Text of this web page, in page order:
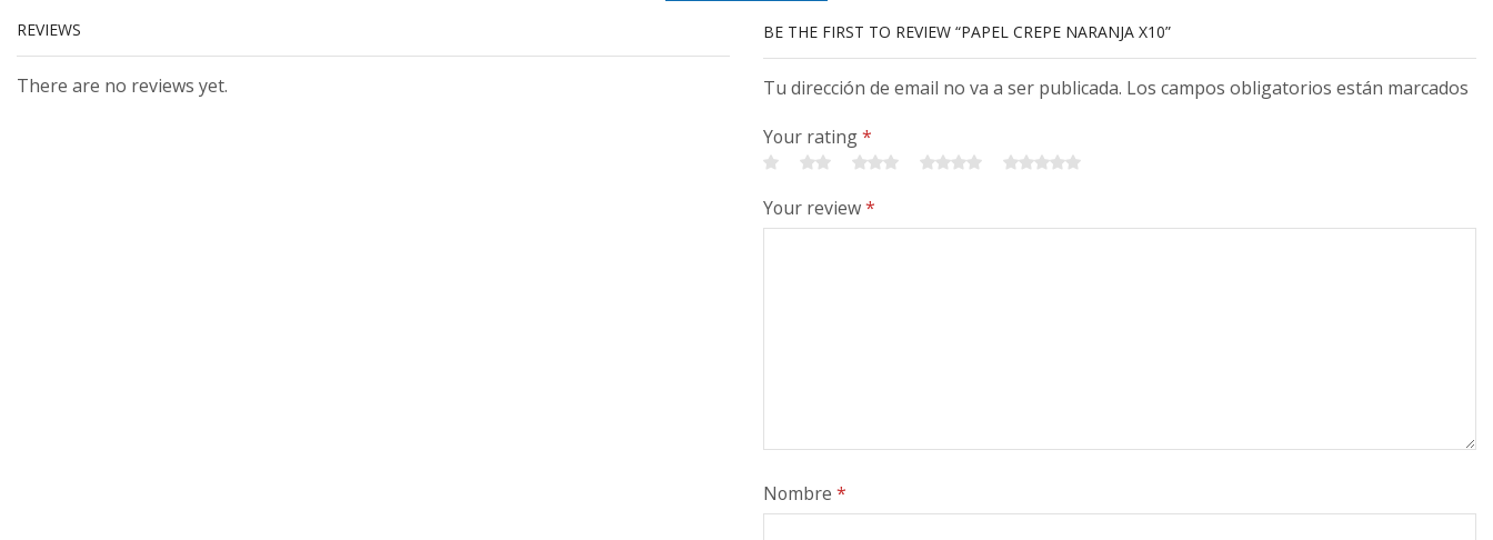
REVIEWS
There are no reviews yet.
BE THE FIRST TO REVIEW “PAPEL CREPE NARANJA X10”
Tu dirección de email no va a ser publicada. Los campos obligatorios están marcados
Your rating*
Your review*
Nombre *